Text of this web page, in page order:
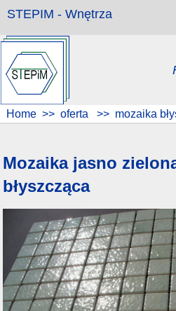
STEPIM - Wnętrza
Home >> oferta >> mozaika
Mozaika jasno
błyszcząca